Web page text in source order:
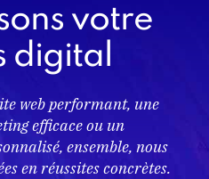
votre
digital
web performant, une
efficace ou un
ensemble, nous
en réussites concrètes.